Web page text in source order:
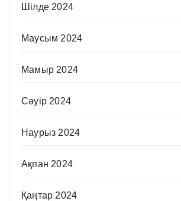
Шілде 2024
Маусым 2024
Мамыр 2024
Сәуір 2024
Наурыз 2024
Ақпан 2024
Қаңтар 2024